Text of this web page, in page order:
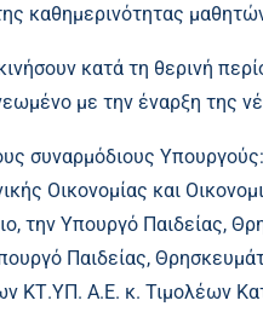
καθημερινότητας
κατά τη θερινή
με την έναρξη της
συναρμόδιους
Οικονομίας και
την Υπουργό Παιδείας,
Παιδείας,
ΚΤ.ΥΠ. Α.Ε. κ. Τιμολέων